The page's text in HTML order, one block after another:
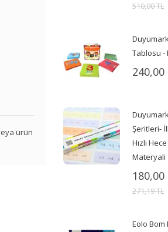
ürün
510,00 TL
Tablosu -
240,00
Şeritleri-
Hızlı
Materyali
180,00
271,19 TL
Eolo Bom